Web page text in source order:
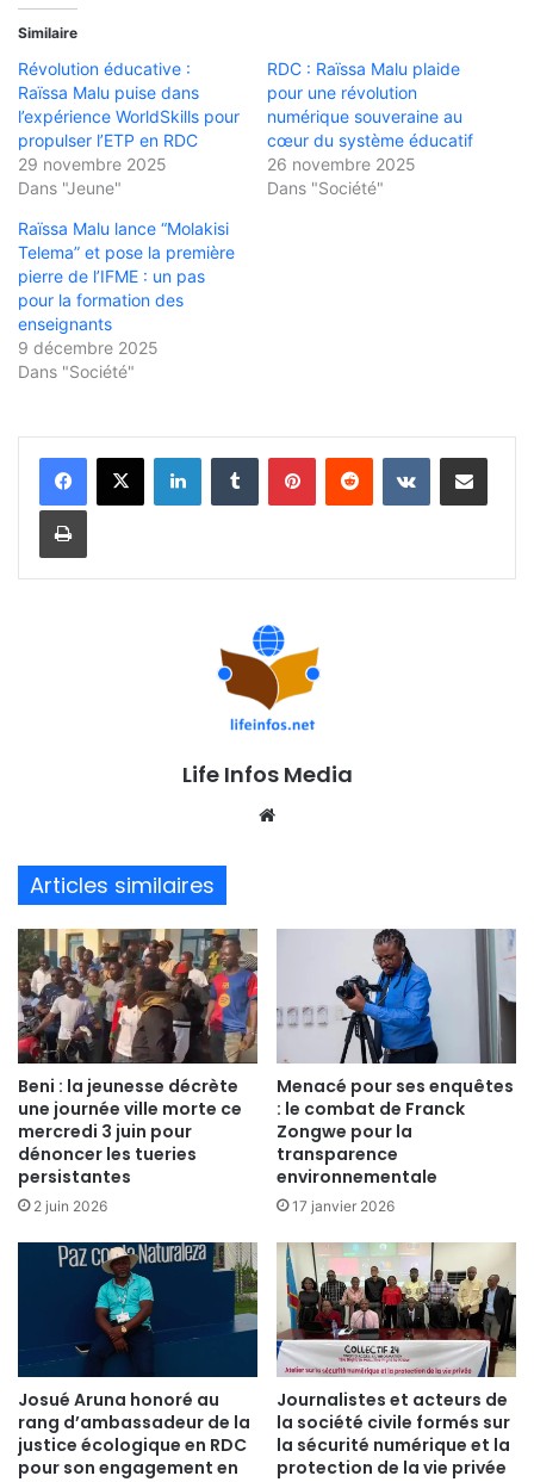
Similaire
Révolution éducative :
Raïssa Malu puise dans
l’expérience WorldSkills pour
propulser l’ETP en RDC
29 novembre 2025
Dans "Jeune"
RDC : Raïssa Malu plaide
pour une révolution
numérique souveraine au
cœur du système éducatif
26 novembre 2025
Dans "Société"
Raïssa Malu lance “Molakisi
Telema” et pose la première
pierre de l’IFME : un pas
pour la formation des
enseignants
9 décembre 2025
Dans "Société"
Life Infos Media
Articles similaires
Beni : la jeunesse décrète
une journée ville morte ce
mercredi 3 juin pour
dénoncer les tueries
persistantes
2 juin 2026
Menacé pour ses enquêtes
: le combat de Franck
Zongwe pour la
transparence
environnementale
17 janvier 2026
Josué Aruna honoré au
rang d’ambassadeur de la
justice écologique en RDC
pour son engagement en
Journalistes et acteurs de
la société civile formés sur
la sécurité numérique et la
protection de la vie privée